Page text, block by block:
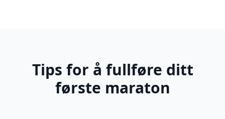
Tips for å fullføre ditt
første maraton